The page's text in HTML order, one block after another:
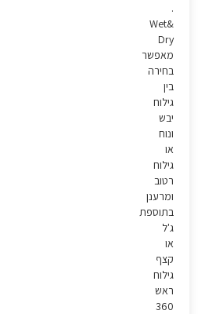
.
Wet&
Dry
מאפשר
בחירה
בין
גילוח
יבש
ונוח
או
גילוח
רטוב
ומרענן
בתוספת
ג'ל
או
קצף
גילוח
ראש
360